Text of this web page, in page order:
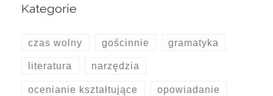
Kategorie
czas wolny gościnnie gramatyka
literatura narzędzia
ocenianie kształtujące opowiadanie